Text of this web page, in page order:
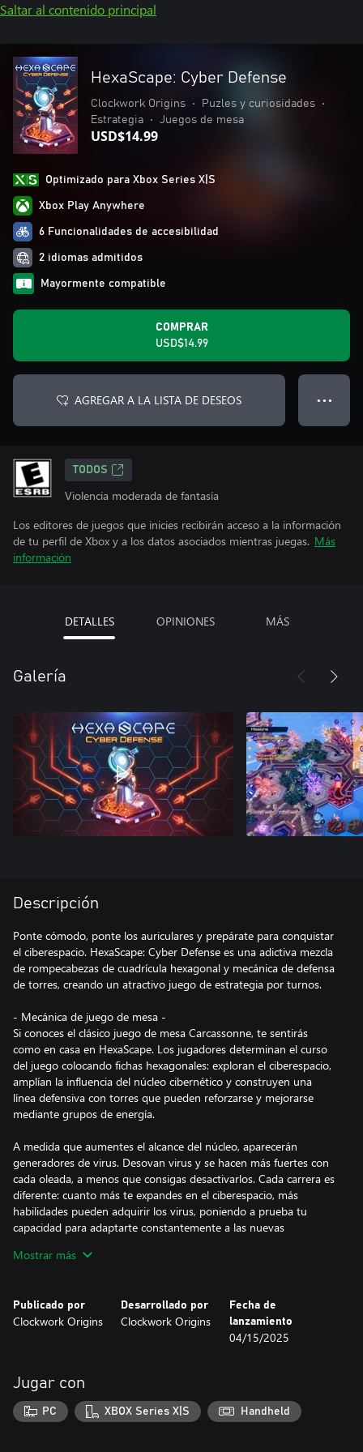
Saltar al contenido principal
HexaScape: Cyber Defense
Clockwork Origins • Puzles y curiosidades
•
Estrategia
• Juegos de mesa
USD$14.99
Optimizado para Xbox Series X|S
Xbox Play Anywhere
6 Funcionalidades de accesibilidad
2 idiomas admitidos
Mayormente compatible
COMPRAR
USD$14.99
AGREGAR A LA LISTA DE DESEOS ● ● ●
TODOS
Violencia moderada de fantasía
Los editores de juegos que inicies recibirán acceso a la información
de tu perfil de Xbox y a los datos asociados mientras juegas. Más
información
DETALLES OPINIONES MÁS
Galería
Descripción
Ponte cómodo, ponte los auriculares y prepárate para conquistar
el ciberespacio. HexaScape: Cyber Defense es una adictiva mezcla
de rompecabezas de cuadrícula hexagonal y mecánica de defensa
de torres, creando un atractivo juego de estrategia por turnos.
- Mecánica de juego de mesa -
Si conoces el clásico juego de mesa Carcassonne, te sentirás
como en casa en HexaScape. Los jugadores determinan el curso
del juego colocando fichas hexagonales: exploran el ciberespacio,
amplían la influencia del núcleo cibernético y construyen una
línea defensiva con torres que pueden reforzarse y mejorarse
mediante grupos de energía.
A medida que aumentes el alcance del núcleo, aparecerán
generadores de virus. Desovan virus y se hacen más fuertes con
cada oleada, a menos que consigas desactivarlos. Cada carrera es
diferente: cuanto más te expandes en el ciberespacio, más
habilidades pueden adquirir los virus, poniendo a prueba tu
capacidad para adaptarte constantemente a las nuevas
Colócalas sabiamente, mejóralas con campos de poder, mejóralas
con nuevas habilidades completando misiones y usa puntos de
habilidad para personalizarlas según tus necesidades.
- Explora el ciberespacio -
Colocando las fichas hexagonales, exploras el ciberespacio,
encontrándote con seis biomas diferentes, muchos eventos
distintos y jefes virus ocultos en las fichas generadoras. Hay una
Mostrar más
Publicado por
Clockwork Origins
Desarrollado por
Clockwork Origins
Fecha de
lanzamiento
04/15/2025
Jugar con
PC XBOX Series X|S Handheld